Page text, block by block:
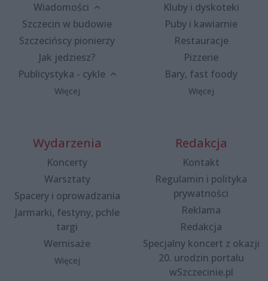
Wiadomości
Szczecin w budowie
Szczecińscy pionierzy
Jak jedziesz?
Publicystyka - cykle
Więcej
Kluby i dyskoteki
Puby i kawiarnie
Restauracje
Pizzerie
Bary, fast foody
Więcej
Wydarzenia
Koncerty
Warsztaty
Spacery i oprowadzania
Jarmarki, festyny, pchle
targi
Wernisaże
Więcej
Redakcja
Kontakt
Regulamin i polityka
prywatności
Reklama
Redakcja
Specjalny koncert z okazji
20. urodzin portalu
wSzczecinie.pl